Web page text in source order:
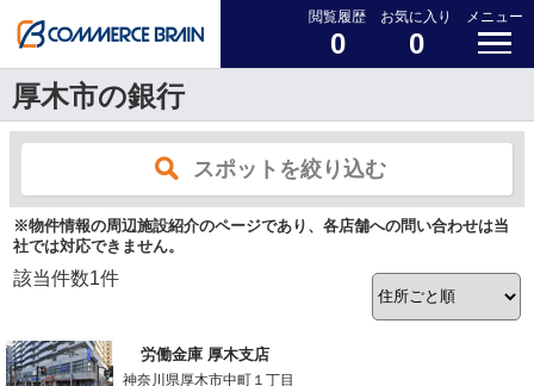
閲覧履歴
0
お気に入り
0
メニュー
厚木市の銀行
スポットを絞り込む
※物件情報の周辺施設紹介のページであり、各店舗への問い合わせは当
社では対応できません。
該当件数1件
労働金庫 厚木支店
神奈川県厚木市中町１丁目